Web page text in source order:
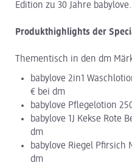
Edition zu 30 Jahre babylove.
Produkthighlights der
Thementisch in den dm
babylove 2in1
€ bei dm
babylove Pflegelotion
babylove 1J Kekse Rote
dm
babylove Riegel Pfirsich
dm